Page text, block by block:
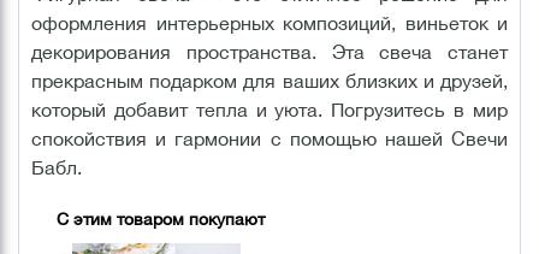
оформления интерьерных композиций, виньеток и
декорирования пространства. Эта свеча станет
прекрасным подарком для ваших близких и друзей,
который добавит тепла и уюта. Погрузитесь в мир
спокойствия и гармонии с помощью нашей Свечи
Бабл.
С этим товаром покупают